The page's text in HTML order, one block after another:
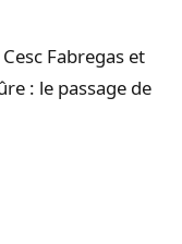
Fabregas et
: le passage de